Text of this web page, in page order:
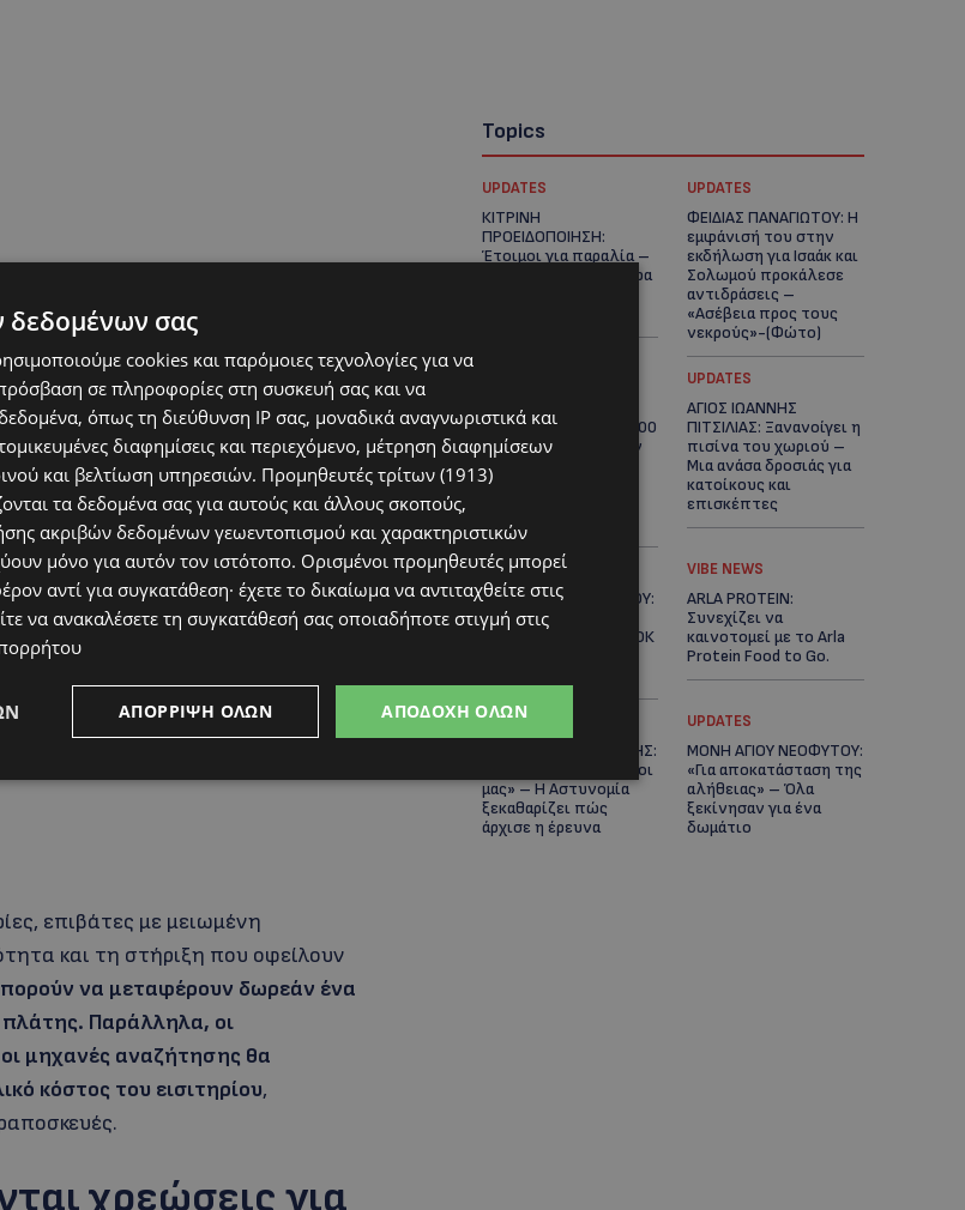
για τη διεκδίκηση αποζημίωσης
τους.Θα έχουν περιθώριο
εταιρείες θα
την αποζημίωση είτε
οι οικογένειες με παιδιά
καθώς οι συνοδοί τους θα
επιβάτες με μειωμένη
και τη στήριξη που οφείλουν
να μεταφέρουν δωρεάν ένα
πλάτης. Παράλληλα, οι
μηχανές αναζήτησης θα
κόστος του εισιτηρίου,
χρεώσεις για
Topics
UPDATES
ΚΙΤΡΙΝΗ
ΠΡΟΕΙΔΟΠΟΙΗΣΗ:
Έτοιμοι για παραλία –
Στους 40°C και σήμερα
UPDATES
ΦΕΙΔΙΑΣ ΠΑΝΑΓΙΩΤΟΥ: Η
εμφάνισή του στην
εκδήλωση για Ισαάκ και
Σολωμού προκάλεσε
αντιδράσεις –
«Ασέβεια προς τους
νεκρούς»-(Φώτο)
ΔΗΜΟΣ ΛΑΤΣΙΩΝ –
ΓΕΡΙΟΥ: Πάνω από 8.000
υπογραφές κατά των
Δομών Ανηλίκων –
Ζητούν γραπτή
Κράτος
UPDATES
ΑΓΙΟΣ ΙΩΑΝΝΗΣ
ΠΙΤΣΙΛΙΑΣ: Ξανανοίγει η
πισίνα του χωριού –
Μια ανάσα δροσιάς για
κατοίκους και
επισκέπτες
LIFESTYLE
ΕΛΕΝΑ ΠΑΠΑΔΟΠΟΥΛΟΥ:
Από τη σκηνή στην
Αντιπροεδρία του ΘΟΚ
VIBE NEWS
ARLA PROTEIN:
Συνεχίζει να
καινοτομεί με το Arla
Protein Food to Go.
UPDATES
ΜΑΚΑΡΙΟΣ ΔΡΟΥΣΙΩΤΗΣ:
«Δεν ξεκινήσαμε μόνοι
μας» – Η Αστυνομία
ξεκαθαρίζει πώς
άρχισε η έρευνα
UPDATES
ΜΟΝΗ ΑΓΙΟΥ ΝΕΟΦΥΤΟΥ:
«Για αποκατάσταση της
αλήθειας» – Όλα
ξεκίνησαν για ένα
δωμάτιο
σας
cookies και παρόμοιες τεχνολογίες για να
σε πληροφορίες στη συσκευή σας και να
όπως τη διεύθυνση IP σας, μοναδικά αναγνωριστικά και
διαφημίσεις και περιεχόμενο, μέτρηση διαφημίσεων
και βελτίωση υπηρεσιών. Προμηθευτές τρίτων (1913)
τα δεδομένα σας για αυτούς και άλλους σκοπούς,
ακριβών δεδομένων γεωεντοπισμού και χαρακτηριστικών
μόνο για αυτόν τον ιστότοπο. Ορισμένοι προμηθευτές μπορεί
αντί για συγκατάθεση· έχετε το δικαίωμα να αντιταχθείτε στις
να ανακαλέσετε τη συγκατάθεσή σας οποιαδήποτε στιγμή στις
ΑΠΟΔΟΧΉ ΌΛΩΝ
ΑΠΌΡΡΙΨΗ ΌΛΩΝ